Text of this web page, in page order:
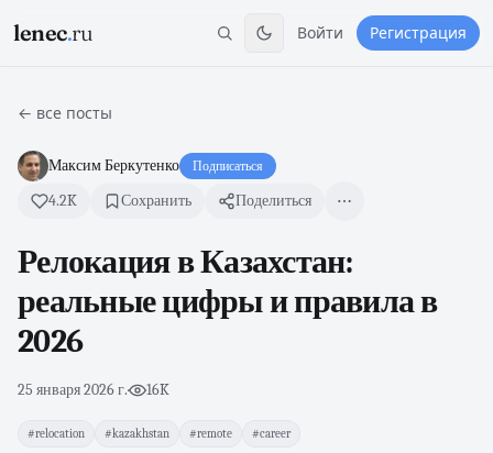
lenec.ru Войти Регистрация
← все посты
Максим Беркутенко Подписаться
4.2K Сохранить Поделиться
Релокация в Казахстан:
реальные цифры и правила в
2026
25 января 2026 г.· 16K
#relocation #kazakhstan #remote #career